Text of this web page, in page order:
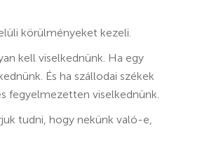
körülményeket kezeli.
kell viselkednünk. Ha egy
És ha szállodai székek
fegyelmezetten viselkednünk.
tudni, hogy nekünk való-e,